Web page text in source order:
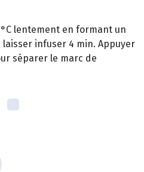
lentement en formant un
infuser 4 min. Appuyer
séparer le marc de